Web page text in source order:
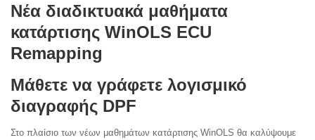
Νέα διαδικτυακά μαθήματα
κατάρτισης WinOLS ECU
Remapping
Μάθετε να γράφετε λογισμικό
διαγραφής DPF
Στο πλαίσιο των νέων μαθημάτων κατάρτισης WinOLS θα καλύψουμε